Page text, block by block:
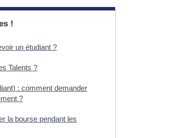
!
un étudiant ?
Talents ?
: comment demander
?
la bourse pendant les